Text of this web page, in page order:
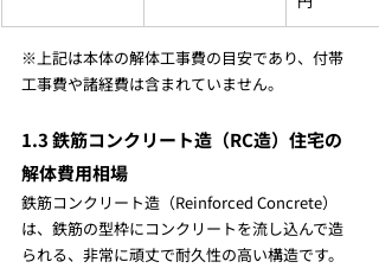
※上記は本体の解体工事費の目安であり、付帯
工事費や諸経費は含まれていません。
1.3 鉄筋コンクリート造（RC造）住宅の
解体費用相場
鉄筋コンクリート造（Reinforced Concrete）
は、鉄筋の型枠にコンクリートを流し込んで造
られる、非常に頑丈で耐久性の高い構造です。